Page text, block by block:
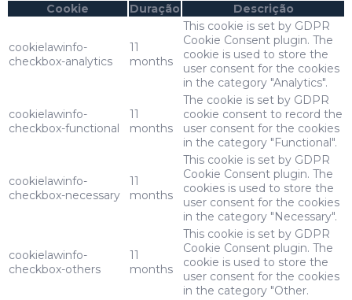
Cookie
Duração Descrição
cookielawinfo-
checkbox-analytics
11
months
This cookie is set by GDPR
Cookie Consent plugin. The
cookie is used to store the
user consent for the cookies
in the category "Analytics".
cookielawinfo-
checkbox-functional
11
months
The cookie is set by GDPR
cookie consent to record the
user consent for the cookies
in the category "Functional".
cookielawinfo-
checkbox-necessary
11
months
This cookie is set by GDPR
Cookie Consent plugin. The
cookies is used to store the
user consent for the cookies
in the category "Necessary".
cookielawinfo-
checkbox-others
11
months
This cookie is set by GDPR
Cookie Consent plugin. The
cookie is used to store the
user consent for the cookies
in the category "Other.